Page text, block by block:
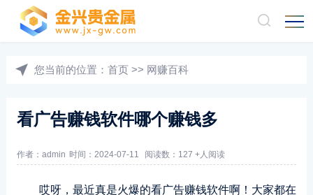
您当前的位置： 首页 >> 网赚百科
看广告赚钱软件哪个赚钱多
作者：admin 时间：2024-07-11 阅读数：127 +人阅读
哎呀，最近真是火爆的看广告赚钱软件啊！大家都在